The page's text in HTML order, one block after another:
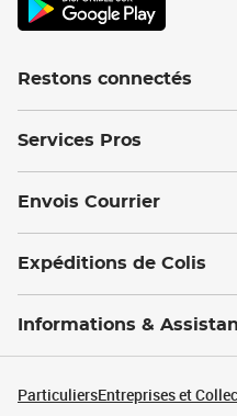
Restons connectés
Services Pros
Envois Courrier
Expéditions de Colis
Informations &
ParticuliersEntreprises et